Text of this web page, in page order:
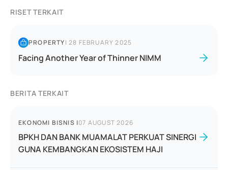
RISET TERKAIT
PROPERTY|28 FEBRUARY 2025
Facing Another Year of Thinner NIMM
BERITA TERKAIT
EKONOMI BISNIS |07 AUGUST 2026
BPKH DAN BANK MUAMALAT PERKUAT SINERGI
GUNA KEMBANGKAN EKOSISTEM HAJI